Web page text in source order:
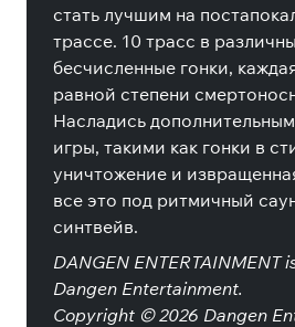
стать лучшим на
трассе. 10 трасс в
бесчисленные гонки,
равной степени
Насладись
игры, такими как гонки в
уничтожение и
все это под ритмичный
синтвейв.
DANGEN ENTERTAINMENT
Dangen Entertainment.
Copyright © 2026 Dangen